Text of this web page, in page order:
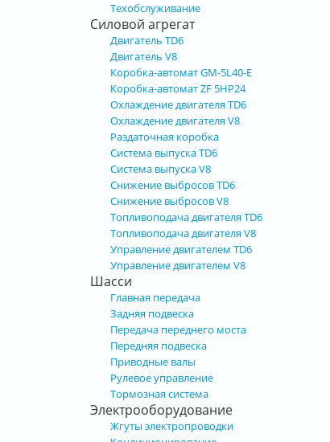
Техобслуживание
Силовой агрегат
Двигатель TD6
Двигатель V8
Коробка-автомат GM-5L40-E
Коробка-автомат ZF 5HP24
Охлаждение двигателя TD6
Охлаждение двигателя V8
Раздаточная коробка
Система выпуска TD6
Система выпуска V8
Снижение выбросов TD6
Снижение выбросов V8
Топливоподача двигателя TD6
Топливоподача двигателя V8
Управление двигателем TD6
Управление двигателем V8
Шасси
Главная передача
Задняя подвеска
Передача переднего моста
Передняя подвеска
Приводные валы
Рулевое управление
Тормозная система
Электрооборудование
Жгуты электропроводки